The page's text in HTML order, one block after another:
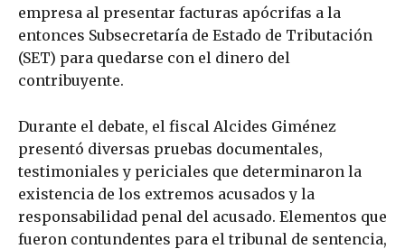
empresa al presentar facturas apócrifas a la
entonces Subsecretaría de Estado de Tributación
(SET) para quedarse con el dinero del
contribuyente.
Durante el debate, el fiscal Alcides Giménez
presentó diversas pruebas documentales,
testimoniales y periciales que determinaron la
existencia de los extremos acusados y la
responsabilidad penal del acusado. Elementos que
fueron contundentes para el tribunal de sentencia,